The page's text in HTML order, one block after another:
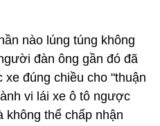
nào lúng túng không
đàn ông gần đó đã
xe đúng chiều cho "thuận
vi lái xe ô tô ngược
không thể chấp nhận